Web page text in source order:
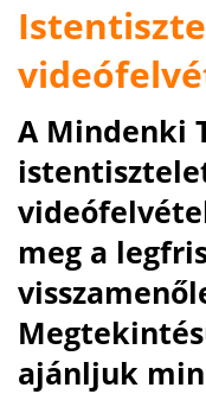
A Mindenki
meg a
ajánljuk